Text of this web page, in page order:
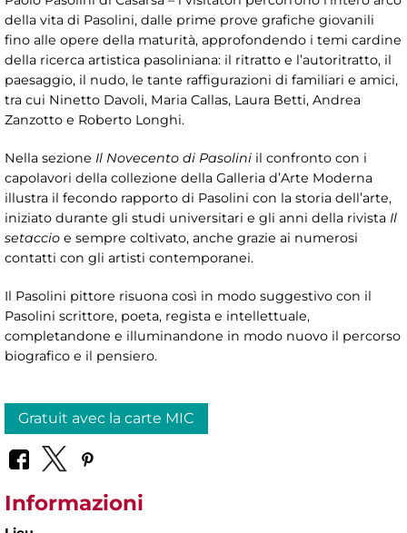
della vita di Pasolini, dalle prime prove grafiche giovanili
fino alle opere della maturità, approfondendo i temi cardine
della ricerca artistica pasoliniana: il ritratto e l’autoritratto, il
paesaggio, il nudo, le tante raffigurazioni di familiari e amici,
tra cui Ninetto Davoli, Maria Callas, Laura Betti, Andrea
Zanzotto e Roberto Longhi.
Nella sezione Il Novecento di Pasolini il confronto con i
capolavori della collezione della Galleria d’Arte Moderna
illustra il fecondo rapporto di Pasolini con la storia dell’arte,
iniziato durante gli studi universitari e gli anni della rivista Il
setaccio e sempre coltivato, anche grazie ai numerosi
contatti con gli artisti contemporanei.
Il Pasolini pittore risuona così in modo suggestivo con il
Pasolini scrittore, poeta, regista e intellettuale,
completandone e illuminandone in modo nuovo il percorso
biografico e il pensiero.
Gratuit avec la carte MIC
Informazioni